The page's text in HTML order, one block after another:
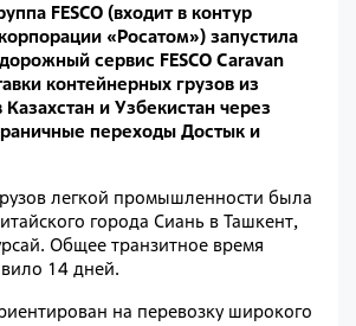
FESCO (входит в контур
«Росатом») запустила
сервис FESCO Caravan
контейнерных грузов из
и Узбекистан через
переходы Достык и
легкой промышленности была
города Сиань в Ташкент,
Общее транзитное время
14 дней.
на перевозку широкого